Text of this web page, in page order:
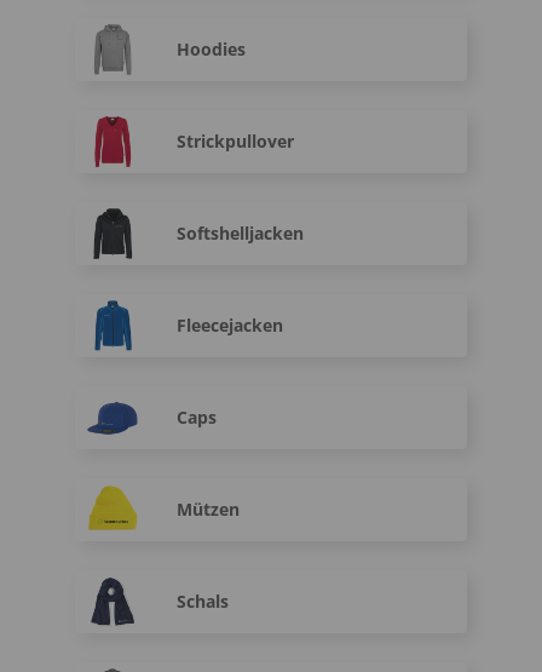
Hoodies
Strickpullover
Softshelljacken
Fleecejacken
Caps
Mützen
Schals